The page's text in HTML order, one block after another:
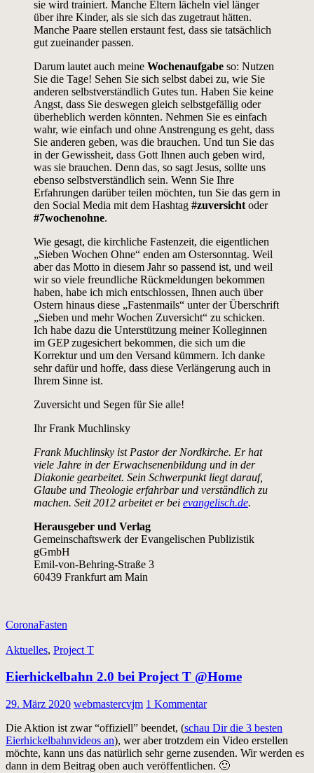
sie wird trainiert. Manche Eltern lächeln viel länger
über ihre Kinder, als sie sich das zugetraut hätten.
Manche Paare stellen erstaunt fest, dass sie tatsächlich
gut zueinander passen.
Darum lautet auch meine Wochenaufgabe so: Nutzen
Sie die Tage! Sehen Sie sich selbst dabei zu, wie Sie
anderen selbstverständlich Gutes tun. Haben Sie keine
Angst, dass Sie deswegen gleich selbstgefällig oder
überheblich werden könnten. Nehmen Sie es einfach
wahr, wie einfach und ohne Anstrengung es geht, dass
Sie anderen geben, was die brauchen. Und tun Sie das
in der Gewissheit, dass Gott Ihnen auch geben wird,
was sie brauchen. Denn das, so sagt Jesus, sollte uns
ebenso selbstverständlich sein. Wenn Sie Ihre
Erfahrungen darüber teilen möchten, tun Sie das gern in
den Social Media mit dem Hashtag #zuversicht oder
#7wochenohne.
Wie gesagt, die kirchliche Fastenzeit, die eigentlichen
„Sieben Wochen Ohne“ enden am Ostersonntag. Weil
aber das Motto in diesem Jahr so passend ist, und weil
wir so viele freundliche Rückmeldungen bekommen
haben, habe ich mich entschlossen, Ihnen auch über
Ostern hinaus diese „Fastenmails“ unter der Überschrift
„Sieben und mehr Wochen Zuversicht“ zu schicken.
Ich habe dazu die Unterstützung meiner Kolleginnen
im GEP zugesichert bekommen, die sich um die
Korrektur und um den Versand kümmern. Ich danke
sehr dafür und hoffe, dass diese Verlängerung auch in
Ihrem Sinne ist.
Zuversicht und Segen für Sie alle!
Ihr Frank Muchlinsky
Frank Muchlinsky ist Pastor der Nordkirche. Er hat
viele Jahre in der Erwachsenenbildung und in der
Diakonie gearbeitet. Sein Schwerpunkt liegt darauf,
Glaube und Theologie erfahrbar und verständlich zu
machen. Seit 2012 arbeitet er bei evangelisch.de.
Herausgeber und Verlag
Gemeinschaftswerk der Evangelischen Publizistik
gGmbH
Emil-von-Behring-Straße 3
60439 Frankfurt am Main
CoronaFasten
Aktuelles, Project T
Eierhickelbahn 2.0 bei Project T @Home
29. März 2020 webmastercvjm 1 Kommentar
Die Aktion ist zwar “offiziell” beendet, (schau Dir die 3 besten
Eierhickelbahnvideos an), wer aber trotzdem ein Video erstellen
möchte, kann uns das natürlich sehr gerne zusenden. Wir werden es
dann in dem Beitrag oben auch veröffentlichen. 🙂